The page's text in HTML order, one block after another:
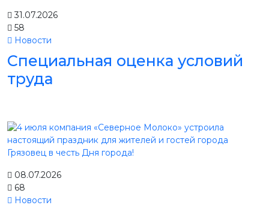
31.07.2026
58
Новости
Специальная оценка условий
труда
08.07.2026
68
Новости